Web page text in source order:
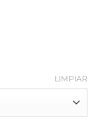
LIMPIAR